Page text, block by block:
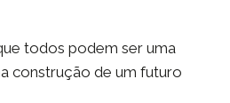
todos podem ser uma
construção de um futuro